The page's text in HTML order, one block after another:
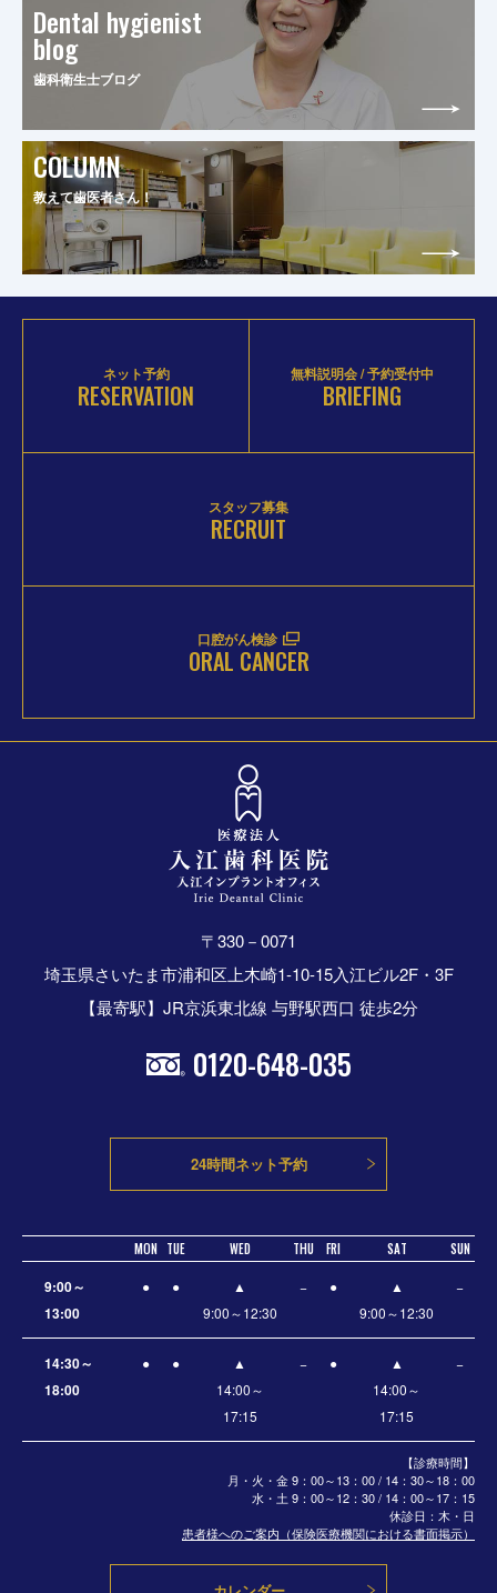
Dental hygienist
blog
歯科衛生士ブログ
COLUMN
教えて歯医者さん！
ネット予約
RESERVATION
無料説明会 / 予約受付中
BRIEFING
スタッフ募集
RECRUIT
口腔がん検診
ORAL CANCER
〒330－0071
埼玉県さいたま市浦和区上木崎1-10-15入江ビル2F・3F
【最寄駅】JR京浜東北線 与野駅西口 徒歩2分
0120-648-035
24時間ネット予約
MON TUE WED THU FRI SAT SUN
【診療時間】
月・火・金 9：00～13：00 / 14：30～18：00
水・土 9：00～12：30 / 14：00～17：15
休診日：木・日
患者様へのご案内（保険医療機関における書面掲示）
9:00～
13:00
● ●
▲
9:00～12:30
− ●
▲
9:00～12:30
−
14:30～
18:00
● ●
▲
14:00～
17:15
− ●
▲
14:00～
17:15
−